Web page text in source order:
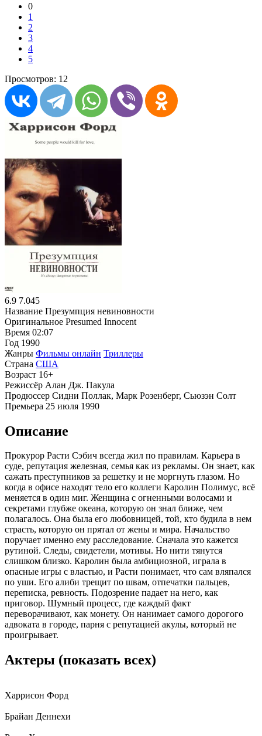
0
1
2
3
4
5
Просмотров: 12
6.9 7.045
Название Презумпция невиновности
Оригинальное Presumed Innocent
Время 02:07
Год 1990
Жанры Фильмы онлайн Триллеры
Страна США
Возраст 16+
Режиссёр Алан Дж. Пакула
Продюссер Сидни Поллак, Марк Розенберг, Сьюзэн Солт
Премьера 25 июля 1990
Описание
Прокурор Расти Сэбич всегда жил по правилам. Карьера в
суде, репутация железная, семья как из рекламы. Он знает, как
сажать преступников за решетку и не моргнуть глазом. Но
когда в офисе находят тело его коллеги Каролин Полимус, всё
меняется в один миг. Женщина с огненными волосами и
секретами глубже океана, которую он знал ближе, чем
полагалось. Она была его любовницей, той, кто будила в нем
страсть, которую он прятал от жены и мира. Начальство
поручает именно ему расследование. Сначала это кажется
рутиной. Следы, свидетели, мотивы. Но нити тянутся
слишком близко. Каролин была амбициозной, играла в
опасные игры с властью, и Расти понимает, что сам вляпался
по уши. Его алиби трещит по швам, отпечатки пальцев,
переписка, ревность. Подозрение падает на него, как
приговор. Шумный процесс, где каждый факт
переворачивают, как монету. Он нанимает самого дорогого
адвоката в городе, парня с репутацией акулы, который не
проигрывает.
Актеры (показать всех)
Харрисон Форд
Брайан Деннехи